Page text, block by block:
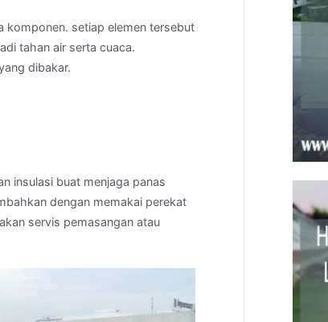
komponen. setiap elemen tersebut
tahan air serta cuaca.
dibakar.
insulasi buat menjaga panas
dengan memakai perekat
servis pemasangan atau